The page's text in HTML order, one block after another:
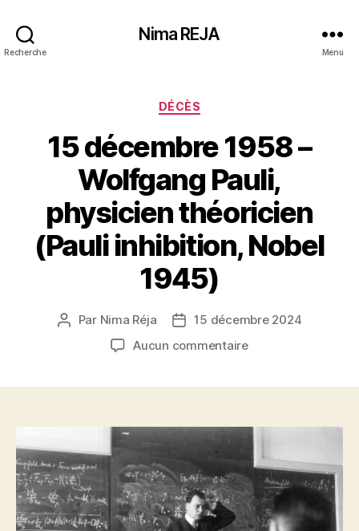
Recherche
Nima REJA
Menu
Catégories
DÉCÈS
15 décembre 1958 –
Wolfgang Pauli,
physicien théoricien
(Pauli inhibition, Nobel
1945)
Auteur
Par Nima Réja
Date15 décembre 2024
Aucun commentairesur
Wolfgang
physicien
théoricien
(Pauli
inhibition,